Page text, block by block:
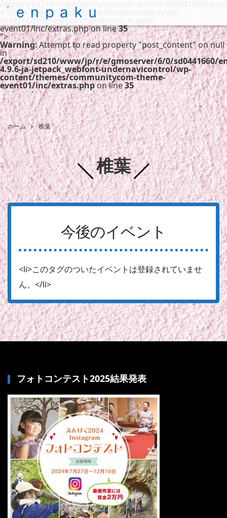
/export/sd210/www/jp/r/e/gmoserver/6/0/sd0441660/
4.9.6-ja-jetpack_webfont-undernavicontrol/wp-
content/themes/communitycom-theme-
event01/inc/extras.php on line35
">
Warning: Attempt to read property "post_content" on null
in
/export/sd210/www/jp/r/e/gmoserver/6/0/sd0441660/
4.9.6-ja-jetpack_webfont-undernavicontrol/wp-
content/themes/communitycom-theme-
event01/inc/extras.phpon line35
ホーム 椎葉
椎葉
今後のイベント
<li>このタグのついたイベントは登録されていませ
ん。</li>
フォトコンテスト2025結果発表